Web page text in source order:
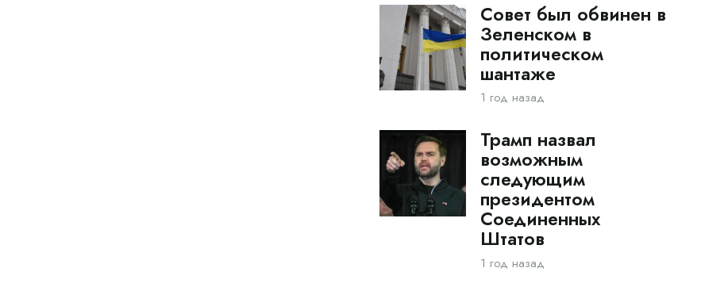
Совет был обвинен в
Зеленском в
политическом
шантаже
1 год назад
Трамп назвал
возможным
следующим
президентом
Соединенных
Штатов
1 год назад